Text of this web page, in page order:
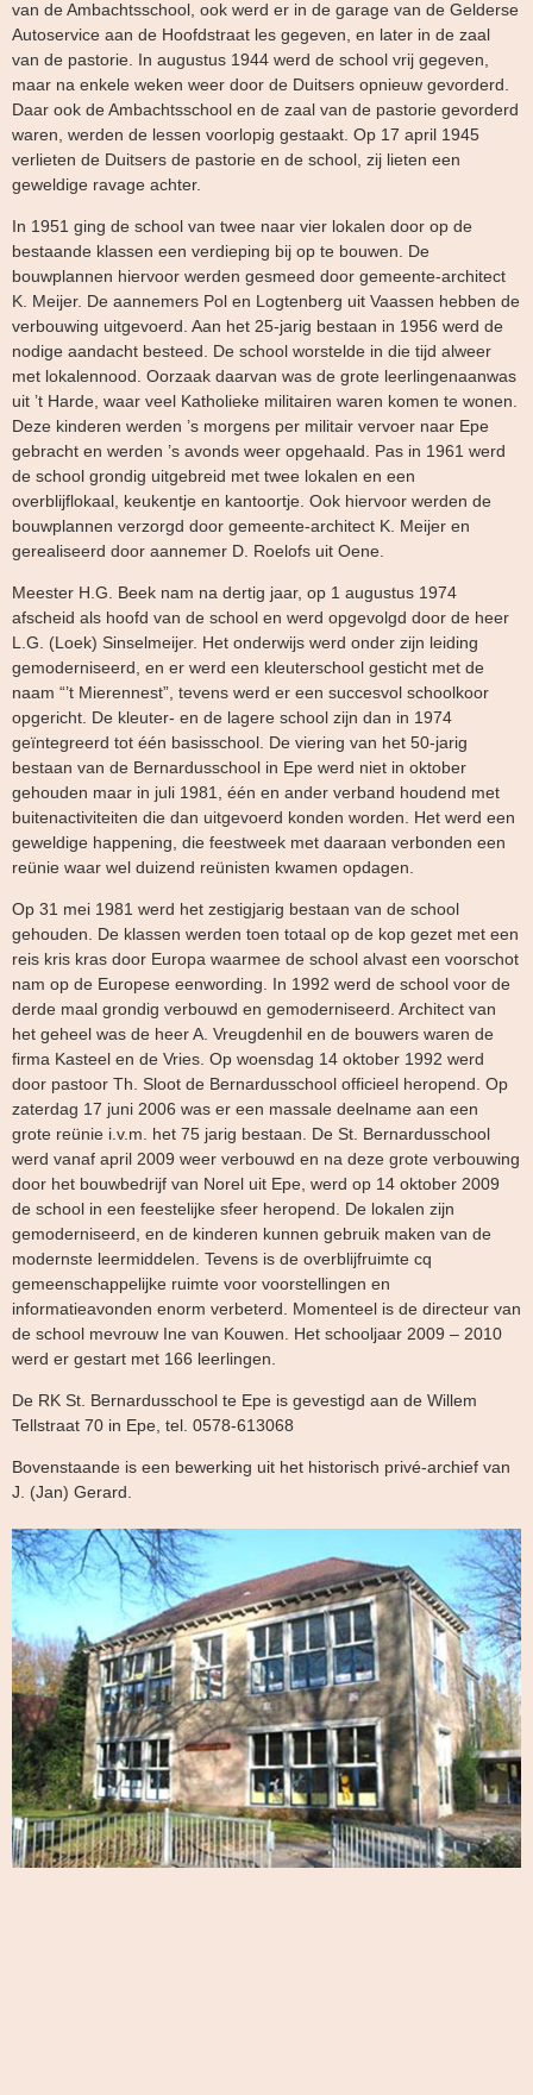
van de Ambachtsschool, ook werd er in de garage van de Gelderse
Autoservice aan de Hoofdstraat les gegeven, en later in de zaal
van de pastorie. In augustus 1944 werd de school vrij gegeven,
maar na enkele weken weer door de Duitsers opnieuw gevorderd.
Daar ook de Ambachtsschool en de zaal van de pastorie gevorderd
waren, werden de lessen voorlopig gestaakt. Op 17 april 1945
verlieten de Duitsers de pastorie en de school, zij lieten een
geweldige ravage achter.
In 1951 ging de school van twee naar vier lokalen door op de
bestaande klassen een verdieping bij op te bouwen. De
bouwplannen hiervoor werden gesmeed door gemeente-architect
K. Meijer. De aannemers Pol en Logtenberg uit Vaassen hebben de
verbouwing uitgevoerd. Aan het 25-jarig bestaan in 1956 werd de
nodige aandacht besteed. De school worstelde in die tijd alweer
met lokalennood. Oorzaak daarvan was de grote leerlingenaanwas
uit ’t Harde, waar veel Katholieke militairen waren komen te wonen.
Deze kinderen werden ’s morgens per militair vervoer naar Epe
gebracht en werden ’s avonds weer opgehaald. Pas in 1961 werd
de school grondig uitgebreid met twee lokalen en een
overblijflokaal, keukentje en kantoortje. Ook hiervoor werden de
bouwplannen verzorgd door gemeente-architect K. Meijer en
gerealiseerd door aannemer D. Roelofs uit Oene.
Meester H.G. Beek nam na dertig jaar, op 1 augustus 1974
afscheid als hoofd van de school en werd opgevolgd door de heer
L.G. (Loek) Sinselmeijer. Het onderwijs werd onder zijn leiding
gemoderniseerd, en er werd een kleuterschool gesticht met de
naam “’t Mierennest”, tevens werd er een succesvol schoolkoor
opgericht. De kleuter- en de lagere school zijn dan in 1974
geïntegreerd tot één basisschool. De viering van het 50-jarig
bestaan van de Bernardusschool in Epe werd niet in oktober
gehouden maar in juli 1981, één en ander verband houdend met
buitenactiviteiten die dan uitgevoerd konden worden. Het werd een
geweldige happening, die feestweek met daaraan verbonden een
reünie waar wel duizend reünisten kwamen opdagen.
Op 31 mei 1981 werd het zestigjarig bestaan van de school
gehouden. De klassen werden toen totaal op de kop gezet met een
reis kris kras door Europa waarmee de school alvast een voorschot
nam op de Europese eenwording. In 1992 werd de school voor de
derde maal grondig verbouwd en gemoderniseerd. Architect van
het geheel was de heer A. Vreugdenhil en de bouwers waren de
firma Kasteel en de Vries. Op woensdag 14 oktober 1992 werd
door pastoor Th. Sloot de Bernardusschool officieel heropend. Op
zaterdag 17 juni 2006 was er een massale deelname aan een
grote reünie i.v.m. het 75 jarig bestaan. De St. Bernardusschool
werd vanaf april 2009 weer verbouwd en na deze grote verbouwing
door het bouwbedrijf van Norel uit Epe, werd op 14 oktober 2009
de school in een feestelijke sfeer heropend. De lokalen zijn
gemoderniseerd, en de kinderen kunnen gebruik maken van de
modernste leermiddelen. Tevens is de overblijfruimte cq
gemeenschappelijke ruimte voor voorstellingen en
informatieavonden enorm verbeterd. Momenteel is de directeur van
de school mevrouw Ine van Kouwen. Het schooljaar 2009 – 2010
werd er gestart met 166 leerlingen.
De RK St. Bernardusschool te Epe is gevestigd aan de Willem
Tellstraat 70 in Epe, tel. 0578-613068
Bovenstaande is een bewerking uit het historisch privé-archief van
J. (Jan) Gerard.